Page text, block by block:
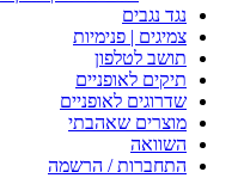
נגד נגבים
צמיגים | פנימיות
תושב לטלפון
תיקים לאופניים
שדרוגים לאופניים
מוצרים שאהבתי
השוואה
התחברות / הרשמה